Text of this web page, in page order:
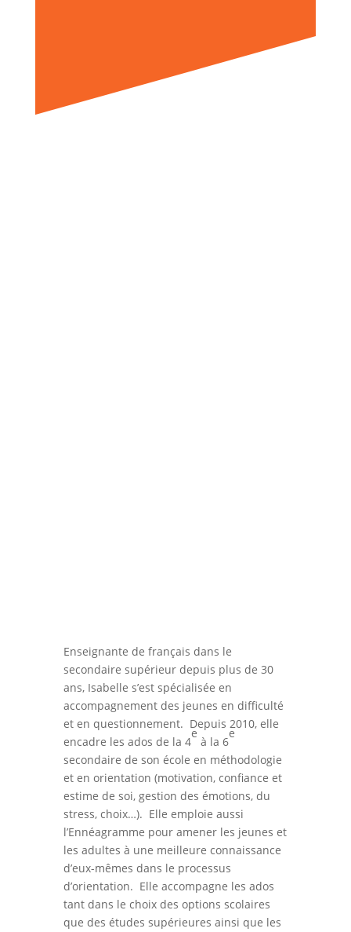
Enseignante de français dans le
secondaire supérieur depuis plus de 30
ans, Isabelle s’est spécialisée en
accompagnement des jeunes en difficulté
et en questionnement. Depuis 2010, elle
encadre les ados de la 4
e
à la 6
e
secondaire de son école en méthodologie
et en orientation (motivation, confiance et
estime de soi, gestion des émotions, du
stress, choix…). Elle emploie aussi
l’Ennéagramme pour amener les jeunes et
les adultes à une meilleure connaissance
d’eux-mêmes dans le processus
d’orientation. Elle accompagne les ados
tant dans le choix des options scolaires
que des études supérieures ainsi que les